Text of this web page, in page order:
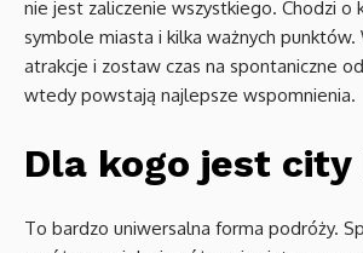
nie jest zaliczenie wszystkiego. Chodzi o
symbole miasta i kilka ważnych
atrakcje i zostaw czas na spontaniczne
wtedy powstają najlepsze wspomnienia.
Dla kogo jest
To bardzo uniwersalna forma podróży.